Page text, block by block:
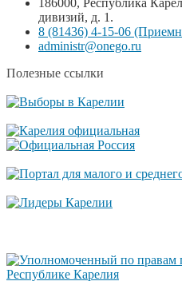
дивизий, д. 1.
8 (81436) 4-15-06
administr@onego.ru
Полезные ссылки